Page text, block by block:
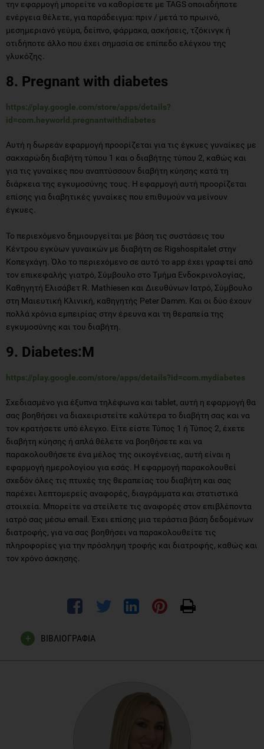
την εφαρμογή μπορείτε να καθορίσετε με TAGS οποιαδήποτε
ενέργεια θέλετε, για παράδειγμα: πριν / μετά το πρωινό,
μεσημεριανό γεύμα, δείπνο, φάρμακα, ασκήσεις, τζόκινγκ ή
οτιδήποτε άλλο που έχει σημασία σε επίπεδο ελέγχου της
γλυκόζης.
8. Pregnant with diabetes
https://play.google.com/store/apps/details?
id=com.heyworld.pregnantwithdiabetes
Αυτή η δωρεάν εφαρμογή προορίζεται για τις έγκυες γυναίκες με
σακχαρώδη διαβήτη τύπου 1 και ο διαβήτης τύπου 2, καθώς και
για τις γυναίκες που αναπτύσσουν διαβήτη κύησης κατά τη
διάρκεια της εγκυμοσύνης τους. Η εφαρμογή αυτή προορίζεται
επίσης για διαβητικές γυναίκες που επιθυμούν να μείνουν
έγκυες.
Το περιεχόμενο δημιουργείται με βάση τις συστάσεις του
Κέντρου εγκύων γυναικών με διαβήτη σε Rigshospitalet στην
Κοπεγχάγη. Όλο το περιεχόμενο σε αυτό το app έχει γραφτεί από
τον επικεφαλής γιατρό, Σύμβουλο στο Τμήμα Ενδοκρινολογίας,
Καθηγητή Ελισάβετ R. Mathiesen και Διευθύνων Ιατρό, Σύμβουλο
στη Μαιευτική Κλινική, καθηγητής Peter Damm. Και οι δύο έχουν
πολλά χρόνια εμπειρίας στην έρευνα και τη θεραπεία της
εγκυμοσύνης και του διαβήτη.
9. Diabetes:M
https://play.google.com/store/apps/details?id=com.mydiabetes
Σχεδιασμένο για έξυπνα τηλέφωνα και tablet, αυτή η εφαρμογή θα
σας βοηθήσει να διαχειριστείτε καλύτερα το διαβήτη σας και να
τον κρατήσετε υπό έλεγχο. Είτε είστε Τύπος 1 ή Τύπος 2, έχετε
διαβήτη κύησης ή απλά θέλετε να βοηθήσετε και να
παρακολουθήσετε ένα μέλος της οικογένειας, αυτή είναι η
εφαρμογή ημερολογίου για εσάς. Η εφαρμογή παρακολουθεί
σχεδόν όλες τις πτυχές της θεραπείας του διαβήτη και σας
παρέχει λεπτομερείς αναφορές, διαγράμματα και στατιστικά
στοιχεία. Μπορείτε να στείλετε τις αναφορές στον επιβλέποντα
ιατρό σας μέσω email. Έχει επίσης μια τεράστια βάση δεδομένων
διατροφής, για να σας βοηθήσει να παρακολουθείτε τις
πληροφορίες για την πρόσληψη τροφής και διατροφής, καθώς και
τον χρόνο άσκησης.
ΒΙΒΛΙΟΓΡΑΦΙΑ
American Diabetes Association,https://www.diabetes.org/